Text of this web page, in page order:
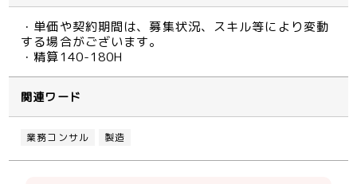
・単価や契約期間は、募集状況、スキル等により変動
する場合がございます。
・精算140-180H
関連ワード
業務コンサル 製造